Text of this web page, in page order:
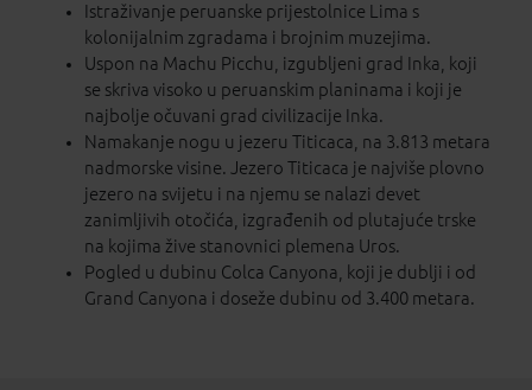
Istraživanje peruanske prijestolnice Lima s
kolonijalnim zgradama i brojnim muzejima.
Uspon na Machu Picchu, izgubljeni grad Inka, koji
se skriva visoko u peruanskim planinama i koji je
najbolje očuvani grad civilizacije Inka.
Namakanje nogu u jezeru Titicaca, na 3.813 metara
nadmorske visine. Jezero Titicaca je najviše plovno
jezero na svijetu i na njemu se nalazi devet
zanimljivih otočića, izgrađenih od plutajuće trske
na kojima žive stanovnici plemena Uros.
Pogled u dubinu Colca Canyona, koji je dublji i od
Grand Canyona i doseže dubinu od 3.400 metara.